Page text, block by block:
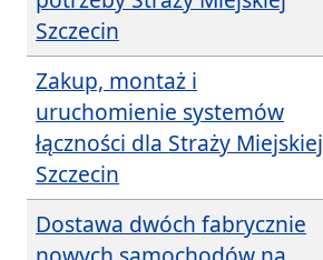
Szczecin
Zakup, montaż i
uruchomienie systemów
łączności dla Straży Miejskiej
Szczecin
Dostawa dwóch fabrycznie